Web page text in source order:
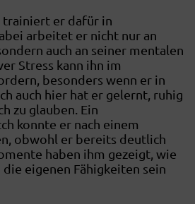
trainiert er dafür in
arbeitet er nicht nur an
auch an seiner mentalen
Stress kann ihn im
besonders wenn er in
auch hier hat er gelernt, ruhig
zu glauben. Ein
konnte er nach einem
obwohl er bereits deutlich
haben ihm gezeigt, wie
eigenen Fähigkeiten sein